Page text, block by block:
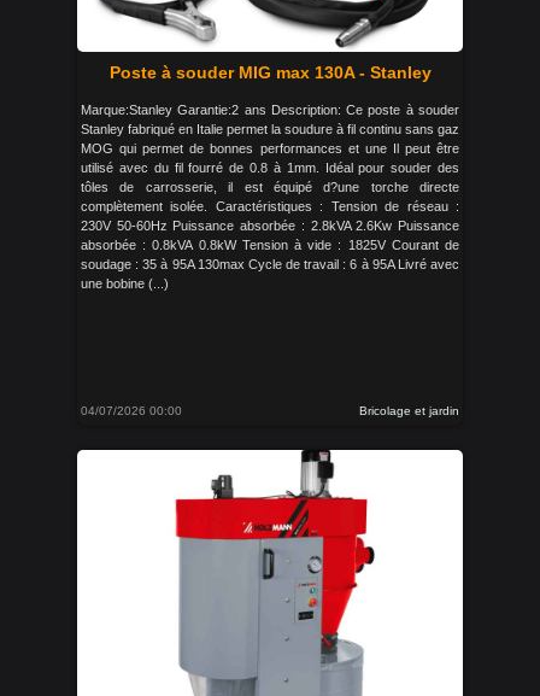
Poste à souder MIG max 130A - Stanley
Marque:Stanley Garantie:2 ans Description: Ce poste à souder
Stanley fabriqué en Italie permet la soudure à fil continu sans gaz
MOG qui permet de bonnes performances et une Il peut être
utilisé avec du fil fourré de 0.8 à 1mm. Idéal pour souder des
tôles de carrosserie, il est équipé d?une torche directe
complètement isolée. Caractéristiques : Tension de réseau :
230V 50-60Hz Puissance absorbée : 2.8kVA 2.6Kw Puissance
absorbée : 0.8kVA 0.8kW Tension à vide : 1825V Courant de
soudage : 35 à 95A 130max Cycle de travail : 6 à 95A Livré avec
une bobine (...)
04/07/2026 00:00 Bricolage et jardin